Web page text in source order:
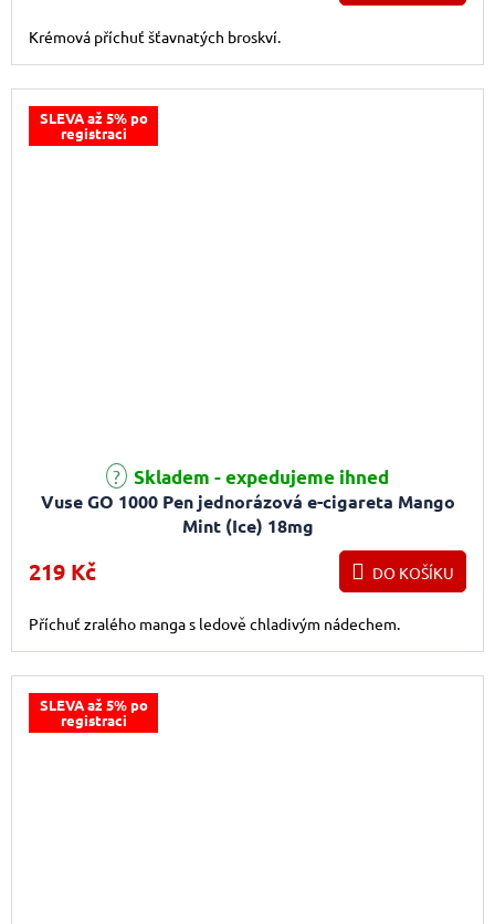
Krémová příchuť šťavnatých broskví.
SLEVA až 5% po
registraci
Vuse GO 1000 Pen jednorázová e-cigareta Mango
Mint (Ice) 18mg
Skladem - expedujeme ihned
219 Kč DO KOŠÍKU
Příchuť zralého manga s ledově chladivým nádechem.
SLEVA až 5% po
registraci